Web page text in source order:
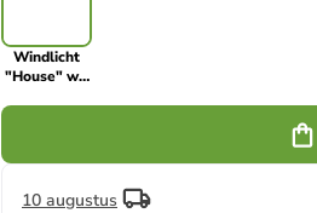
Windlicht
"House" wit
10 augustus